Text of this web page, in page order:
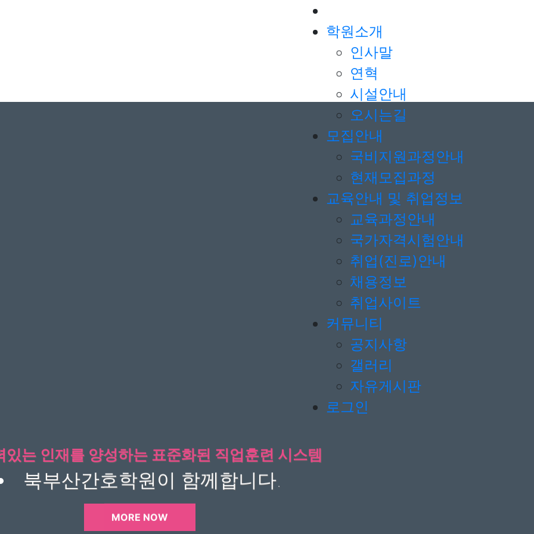
학원소개
인사말
연혁
시설안내
오시는길
모집안내
국비지원과정안내
현재모집과정
교육안내 및 취업정보
교육과정안내
국가자격시험안내
취업(진로)안내
채용정보
취업사이트
커뮤니티
공지사항
갤러리
자유게시판
로그인
있는 인재를 양성하는 표준화된 직업훈련 시스템
북부산간호학원이 함께합니다.
MORE NOW